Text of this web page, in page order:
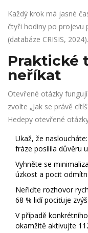
Každý krok má jasné
čtyři hodiny po projevu
(databáze CRISIS, 2024).
Praktické
neříkat
Otevřené otázky
zvolte „Jak se právě
Hedepy otevřené
Ukaž, že
fráze posílila důvěru
Vyhněte se
úzkost a pocit
Neřiďte rozhovor
68 % lidí pociťuje
V případě
okamžitě aktivujte